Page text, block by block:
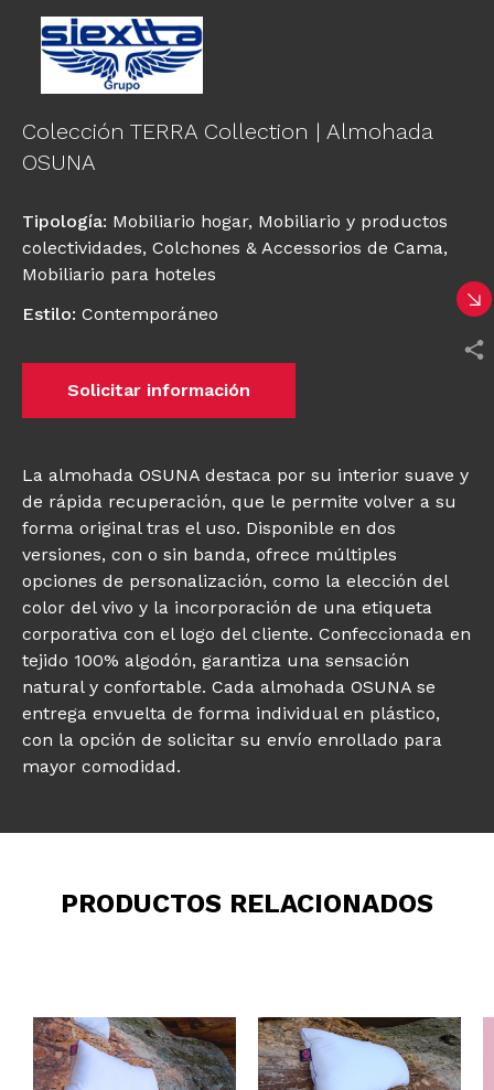
Colección TERRA Collection | Almohada
OSUNA
Tipología: Mobiliario hogar, Mobiliario y productos
colectividades, Colchones & Accessorios de Cama,
Mobiliario para hoteles
Estilo: Contemporáneo
Solicitar información
La almohada OSUNA destaca por su interior suave y
de rápida recuperación, que le permite volver a su
forma original tras el uso. Disponible en dos
versiones, con o sin banda, ofrece múltiples
opciones de personalización, como la elección del
color del vivo y la incorporación de una etiqueta
corporativa con el logo del cliente. Confeccionada en
tejido 100% algodón, garantiza una sensación
natural y confortable. Cada almohada OSUNA se
entrega envuelta de forma individual en plástico,
con la opción de solicitar su envío enrollado para
mayor comodidad.
PRODUCTOS RELACIONADOS